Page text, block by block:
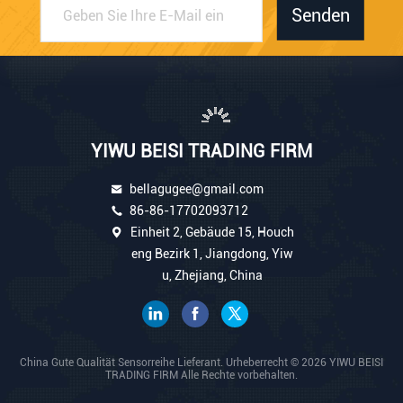
Senden
YIWU BEISI TRADING FIRM
bellagugee@gmail.com
86-86-17702093712
Einheit 2, Gebäude 15, Houch
eng Bezirk 1, Jiangdong, Yiw
u, Zhejiang, China
China Gute Qualität Sensorreihe Lieferant. Urheberrecht © 2026 YIWU BEISI
TRADING FIRM Alle Rechte vorbehalten.